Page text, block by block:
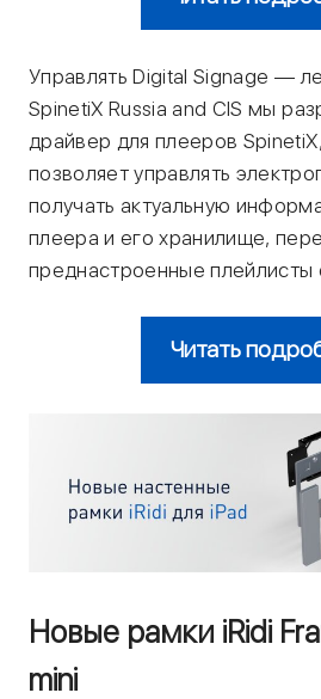
Управлять Digital Signage —
SpinetiX Russia and CIS мы
драйвер для плееров
позволяет управлять
получать актуальную
плеера и его хранилище,
преднастроенные плейлисты
Читать
Новые рамки iRidi
mini